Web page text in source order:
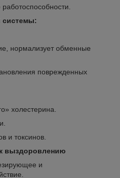
системы:
нормализует обменные
поврежденных
холестерина.
и токсинов.
выздоровлению
и